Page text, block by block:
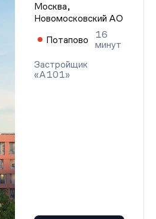
Москва,
Новомосковский АО
Потапово
16
минут
Застройщик
«А101»